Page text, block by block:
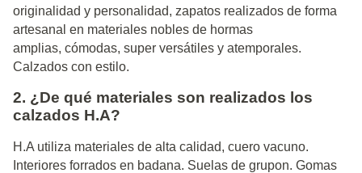
originalidad y personalidad, zapatos realizados de forma
artesanal en materiales nobles de hormas
amplias, cómodas, super versátiles y atemporales.
Calzados con estilo.
2. ¿De qué materiales son realizados los
calzados H.A?
H.A utiliza materiales de alta calidad, cuero vacuno.
Interiores forrados en badana. Suelas de grupon. Gomas